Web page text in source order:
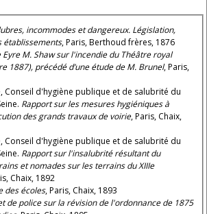
incommodes et dangereux. Législation,
établissements, Paris, Berthoud frères, 1876
M. Shaw sur l'incendie du Théâtre royal
1887), précédé d’une étude de M. Brunel, Paris,
Conseil d'hygiène publique et de salubrité du
Rapport sur les mesures hygiéniques à
des grands travaux de voirie, Paris, Chaix,
Conseil d'hygiène publique et de salubrité du
Rapport sur l'insalubrité résultant du
et nomades sur les terrains du XIIIe
Chaix, 1892
des écoles, Paris, Chaix, 1893
de police sur la révision de l'ordonnance de 1875